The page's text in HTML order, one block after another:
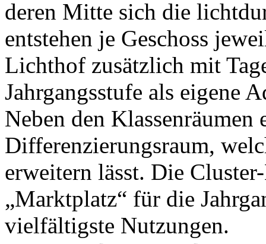
deren Mitte sich die
entstehen je Geschoss
Lichthof zusätzlich mit
Jahrgangsstufe als eigene
Neben den Klassenräumen
Differenzierungsraum,
erweitern lässt. Die
„Marktplatz“ für die
vielfältigste Nutzungen.